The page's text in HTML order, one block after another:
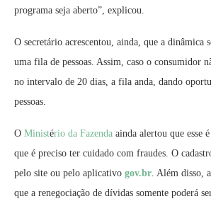
programa seja aberto”, explicou.
O secretário acrescentou, ainda, que a dinâmica
uma fila de pessoas. Assim, caso o consumidor
no intervalo de 20 dias, a fila anda, dando
pessoas.
O Ministério da Fazenda ainda alertou que esse
que é preciso ter cuidado com fraudes. O
pelo site ou pelo aplicativo gov.br . Além disso,
que a renegociação de dívidas somente poderá